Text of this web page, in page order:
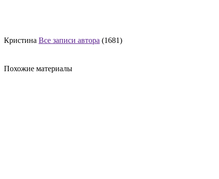
Кристина Все записи автора (1681)
Похожие материалы